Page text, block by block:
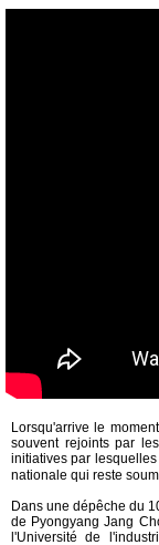
Lorsqu'arrive le
souvent rejoints par
initiatives par
nationale qui reste
Dans une dépêche du
de Pyongyang Jang
l'Université de